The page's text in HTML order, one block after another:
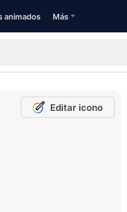
animados Más
Editar icono